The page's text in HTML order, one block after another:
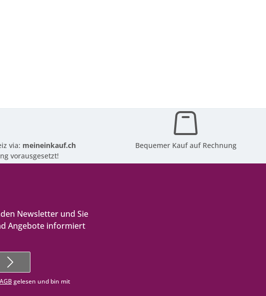
via: meineinkauf.ch
vorausgesetzt!
Bequemer Kauf auf Rechnung
Newsletter und Sie
Angebote informiert
AGBgelesen und bin mit